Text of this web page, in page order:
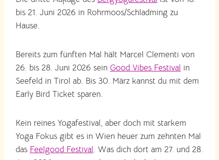
bis 21. Juni 2026 in Rohrmoos/Schladming zu
Hause.
Bereits zum fünften Mal hält Marcel Clementi von
26. bis 28. Juni 2026 sein Good Vibes Festival in
Seefeld in Tirol ab. Bis 30. März kannst du mit dem
Early Bird Ticket sparen.
Kein reines Yogafestival, aber doch mit starkem
Yoga Fokus gibt es in Wien heuer zum zehnten Mal
das Feelgood Festival. Was dich dort am 27. und 28.